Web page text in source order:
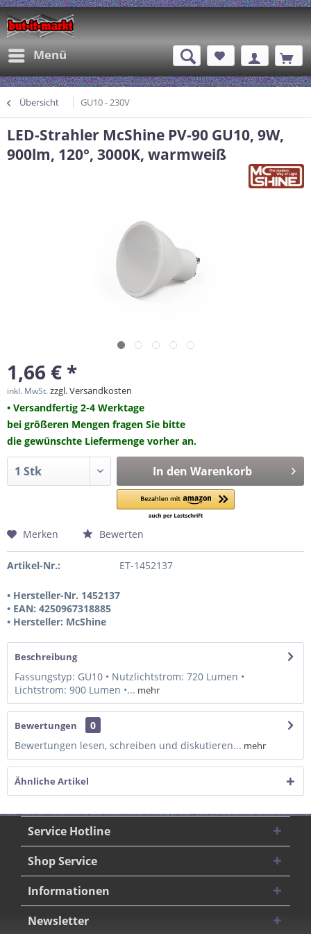
Menü
Übersicht GU10 - 230V
LED-Strahler McShine PV-90 GU10, 9W,
900lm, 120°, 3000K, warmweiß
1,66 € *
inkl. MwSt.zzgl. Versandkosten
• Versandfertig 2-4 Werktage
bei größeren Mengen fragen Sie bitte
die gewünschte Liefermenge vorher an.
In den Warenkorb
Merken Bewerten
Artikel-Nr.: ET-1452137
• Hersteller-Nr. 1452137
• EAN: 4250967318885
• Hersteller: McShine
Beschreibung
Fassungstyp: GU10 • Nutzlichtstrom: 720 Lumen •
Lichtstrom: 900 Lumen •... mehr
Bewertungen
0
Bewertungen lesen, schreiben und diskutieren... mehr
Ähnliche Artikel
Service Hotline
Shop Service
Informationen
Newsletter